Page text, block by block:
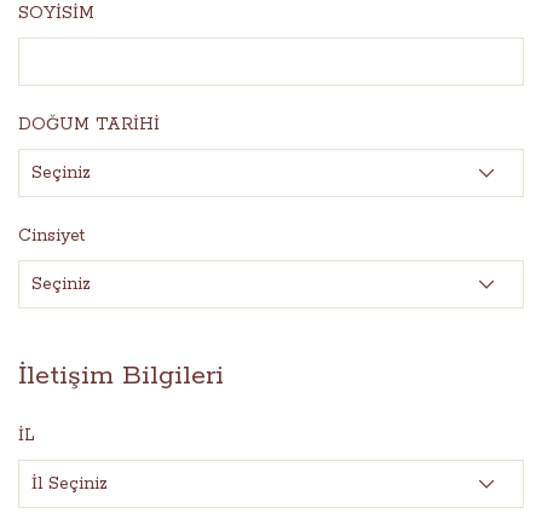
SOYİSİM
DOĞUM TARİHİ
Cinsiyet
İletişim Bilgileri
İL